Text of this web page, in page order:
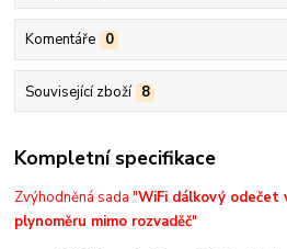
Komentáře 0
Související zboží 8
Kompletní specifikace
Zvýhodněná sada "WiFi dálkový odečet
plynoměru mimo rozvaděč"